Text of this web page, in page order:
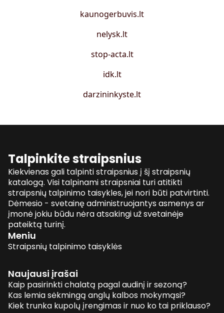
kaunogerbuvis.lt
nelysk.lt
stop-acta.lt
idk.lt
darzininkyste.lt
Talpinkite straipsnius
Kiekvienas gali talpinti straipsnius į šį straipsnių
katalogą. Visi talpinami straipsniai turi atitikti
straipsnių talpinimo taisykles, jei nori būti patvirtinti.
Dėmesio - svetainę administruojantys asmenys ar
įmonė jokiu būdu nėra atsakingi už svetainėje
pateiktą turinį.
Meniu
Straipsnių talpinimo taisyklės
Naujausi įrašai
Kaip pasirinkti chalatą pagal audinį ir sezoną?
Kas lemia sėkmingą anglų kalbos mokymąsi?
Kiek trunka kupolų įrengimas ir nuo ko tai priklauso?